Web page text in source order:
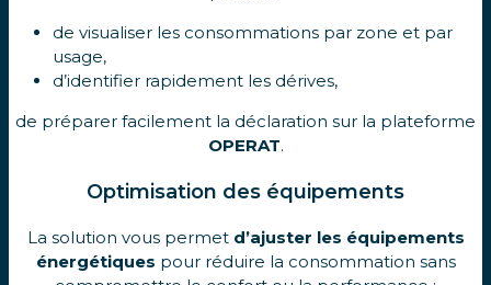
de visualiser les consommations par zone et par
usage,
d’identifier rapidement les dérives,
de préparer facilement la déclaration sur la plateforme
OPERAT.
Optimisation des équipements
La solution vous permetd’ajuster les équipements
énergétiques pour réduire la consommation sans